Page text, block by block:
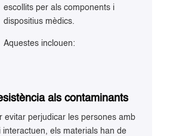
escollits per als components i
dispositius mèdics.
Aquestes inclouen:
als contaminants
evitar perjudicar les persones amb
interactuen, els materials han de